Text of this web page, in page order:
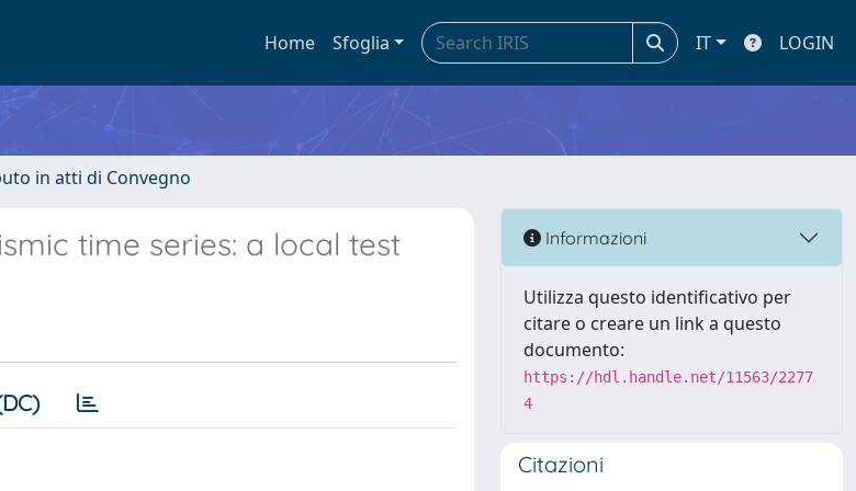
Home Sfoglia IT LOGIN
in atti di Convegno
time series: a local test Informazioni
Utilizza questo identificativo per
citare o creare un link a questo
documento:
https://hdl.handle.net/11563/2277
4
Citazioni